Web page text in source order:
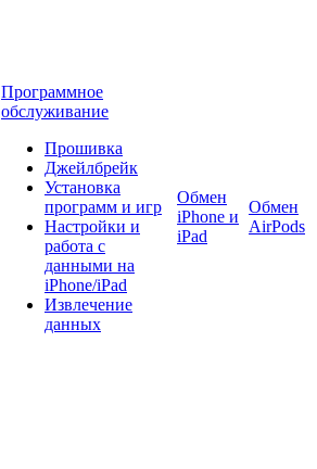
Программное
обслуживание
Прошивка
Джейлбрейк
Установка
программ и игр
Настройки и
работа с
данными на
iPhone/iPad
Извлечение
данных
Обмен
iPhone и
iPad
Обмен
AirPods